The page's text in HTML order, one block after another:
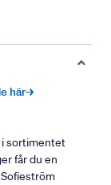
här→
i sortimentet
får du en